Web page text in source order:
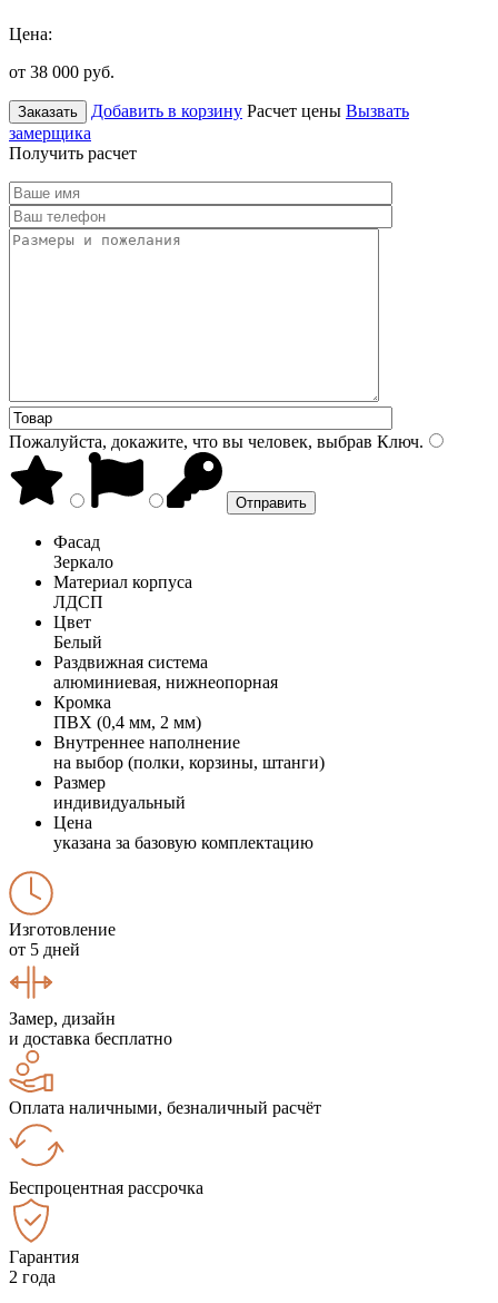
Цена:
от 38 000 руб.
Заказать Добавить в корзину Расчет цены Вызвать
замерщика
Получить расчет
Пожалуйста, докажите, что вы человек, выбрав Ключ.
Фасад
Зеркало
Материал корпуса
ЛДСП
Цвет
Белый
Раздвижная система
алюминиевая, нижнеопорная
Кромка
ПВХ (0,4 мм, 2 мм)
Внутреннее наполнение
на выбор (полки, корзины, штанги)
Размер
индивидуальный
Цена
указана за базовую комплектацию
Изготовление
от 5 дней
Замер, дизайн
и доставка бесплатно
Оплата наличными, безналичный расчёт
Беспроцентная рассрочка
Гарантия
2 года